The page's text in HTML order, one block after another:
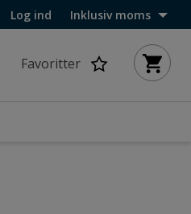
Log ind Inklusiv moms
Favoritter